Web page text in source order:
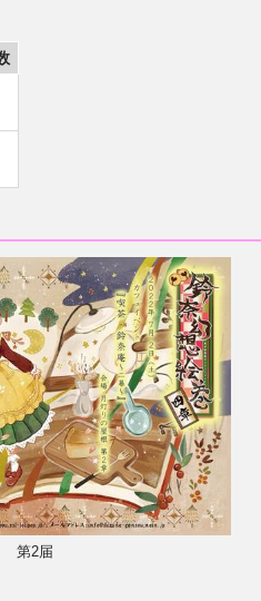
第2届